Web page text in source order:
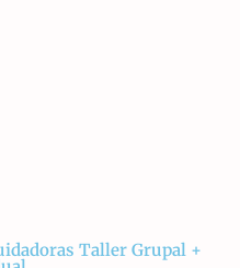
Taller Grupal +